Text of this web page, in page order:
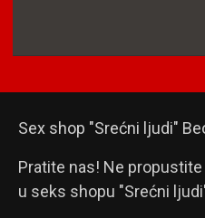
Sex shop "Srećni ljudi"
Pratite nas! Ne
u seks shopu "Srećni